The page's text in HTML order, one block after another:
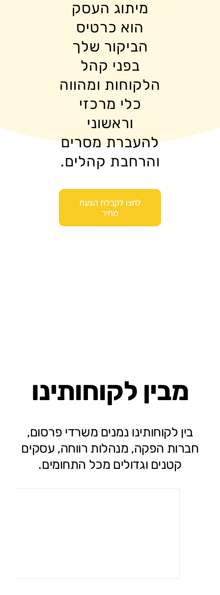
מיתוג העסק
הוא כרטיס
הביקור שלך
בפני קהל
הלקוחות ומהווה
כלי מרכזי
וראשוני
להעברת מסרים
והרחבת קהלים.
לחצו לקבלת הצעת
מחיר
מבין לקוחותינו
בין לקוחותינו נמנים משרדי פרסום,
חברות הפקה, מנהלות רווחה, עסקים
קטנים וגדולים מכל התחומים.